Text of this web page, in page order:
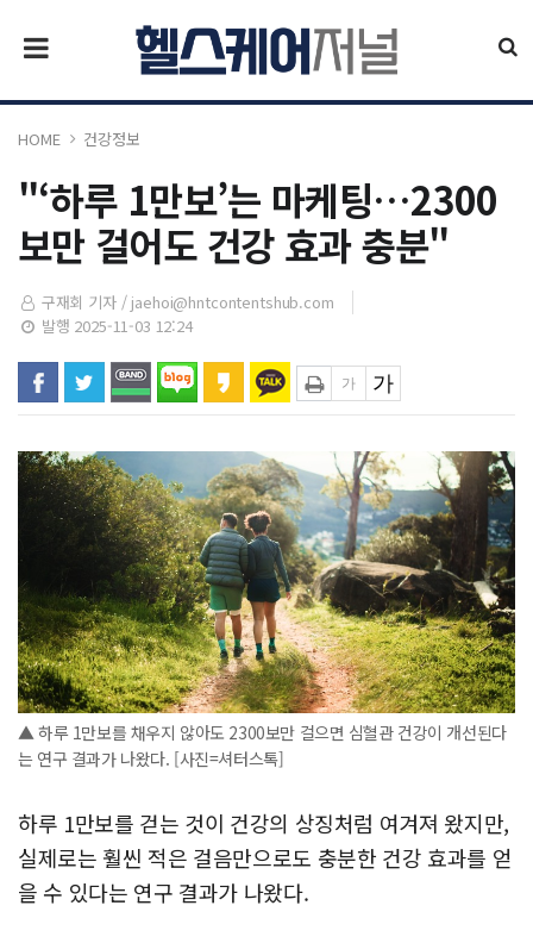
HOME 건강정보
"‘하루 1만보’는 마케팅…2300
보만 걸어도 건강 효과 충분"
구재회 기자 / jaehoi@hntcontentshub.com
발행 2025-11-03 12:24
▲ 하루 1만보를 채우지 않아도 2300보만 걸으면 심혈관 건강이 개선된다
는 연구 결과가 나왔다. [사진=셔터스톡]
하루 1만보를 걷는 것이 건강의 상징처럼 여겨져 왔지만,
실제로는 훨씬 적은 걸음만으로도 충분한 건강 효과를 얻
을 수 있다는 연구 결과가 나왔다.